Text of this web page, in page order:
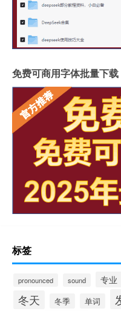
免费可商用字体批量下载
标签
pronounced sound 专业
冬天 冬季 单词